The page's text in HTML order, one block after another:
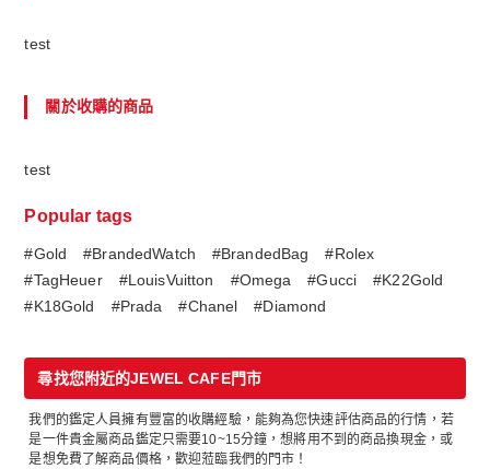
test
關於收購的商品
test
Popular tags
#Gold #BrandedWatch #BrandedBag
#Rolex
#TagHeuer
#LouisVuitton #Omega #Gucci
#K22Gold
#K18Gold
#Prada #Chanel #Diamond
尋找您附近的JEWEL CAFE門市
我們的鑑定人員擁有豐富的收購經驗，能夠為您快速評估商品的行情，若
是一件貴金屬商品鑑定只需要10~15分鐘，想將用不到的商品換現金，或
是想免費了解商品價格，歡迎蒞臨我們的門市！